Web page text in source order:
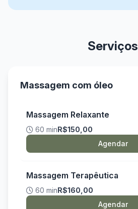
Serviços
Massagem com óleo
Massagem Relaxante
60 minR$150,00
Agendar
Massagem Terapêutica
60 minR$160,00
Agendar